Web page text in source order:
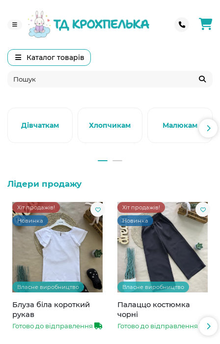
Каталог товарів
Дівчаткам Хлопчикам Малюкам
Лідери продажу
Хіт продажів!
Новинка
Власне виробництво
Блуза біла короткий
рукав
Готово до відправлення
Хіт продажів!
Новинка
Власне виробництво
Палаццо костюмка
чорні
Готово до відправлення